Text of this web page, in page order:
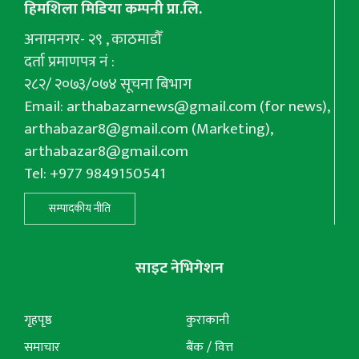
हिमशिला मिडिया कम्पनी प्रा.लि.
अनामनगर- २९ , काठमाडौँ
दर्ता प्रमाणपत्र नं :
२८२/ २०७३/०७४ सूचना बिभाग
Email:arthabazarnews@gmail.com(for news),
arthabazar8@gmail.com(Marketing),
arthabazar8@gmail.com
Tel: +977 9849150541
सम्पादकीय नीति
साइट नेभिगेशन
गृहपृष्ठ
समाचार
कुराकानी
बैंक / वित्त